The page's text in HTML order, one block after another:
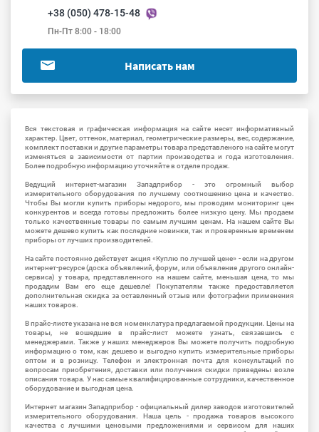
+38 (050) 478-15-48
Пн-Пт 8:00 - 18:00
Написать нам
Вся текстовая и графическая информация на сайте несет информативный
характер. Цвет, оттенок, материал, геометрические размеры, вес, содержание,
комплект поставки и другие параметры товара представленого на сайте могут
изменяться в зависимости от партии производства и года изготовления.
Более подробную информацию уточняйте в отделе продаж.
Ведущий интернет-магазин Западприбор - это огромный выбор
измерительного оборудования по лучшему соотношению цена и качество.
Чтобы Вы могли купить приборы недорого, мы проводим мониторинг цен
конкурентов и всегда готовы предложить более низкую цену. Мы продаем
только качественные товары по самым лучшим ценам. На нашем сайте Вы
можете дешево купить как последние новинки, так и проверенные временем
приборы от лучших производителей.
На сайте постоянно действует акция «Куплю по лучшей цене» - если на другом
интернет-ресурсе (доска объявлений, форум, или объявление другого онлайн-
сервиса) у товара, представленного на нашем сайте, меньшая цена, то мы
продадим Вам его еще дешевле! Покупателям также предоставляется
дополнительная скидка за оставленный отзыв или фотографии применения
наших товаров.
В прайс-листе указана не вся номенклатура предлагаемой продукции. Цены на
товары, не вошедшие в прайс-лист можете узнать, связавшись с
менеджерами. Также у наших менеджеров Вы можете получить подробную
информацию о том, как дешево и выгодно купить измерительные приборы
оптом и в розницу. Телефон и электронная почта для консультаций по
вопросам приобретения, доставки или получения скидки приведены возле
описания товара. У нас самые квалифицированные сотрудники, качественное
оборудование и выгодная цена.
Интернет магазин Западприбор - официальный дилер заводов изготовителей
измерительного оборудования. Наша цель - продажа товаров высокого
качества с лучшими ценовыми предложениями и сервисом для наших